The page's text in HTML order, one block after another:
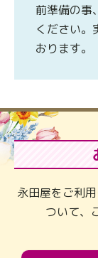
前準備の事
ください。
おります。
永田屋をご利
ついて、